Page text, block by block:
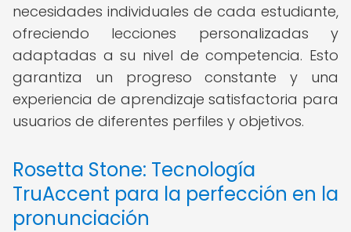
necesidades individuales de cada estudiante,
ofreciendo lecciones personalizadas y
adaptadas a su nivel de competencia. Esto
garantiza un progreso constante y una
experiencia de aprendizaje satisfactoria para
usuarios de diferentes perfiles y objetivos.
Rosetta Stone: Tecnología
TruAccent para la perfección en la
pronunciación